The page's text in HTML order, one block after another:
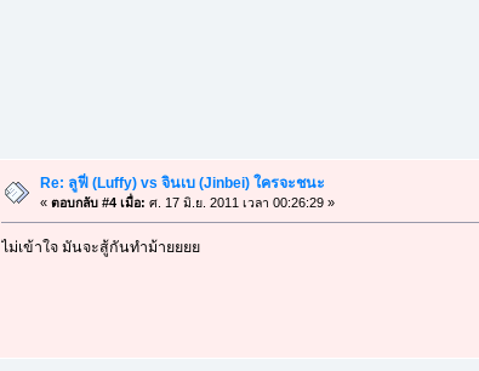
Re: ลูฟี่ (Luffy) vs จินเบ (Jinbei) ใครจะชนะ
«ตอบกลับ #4 เมื่อ: ศ. 17 มิ.ย. 2011 เวลา 00:26:29 »
ไม่เข้าใจ มันจะสู้กันทำม้ายยยย